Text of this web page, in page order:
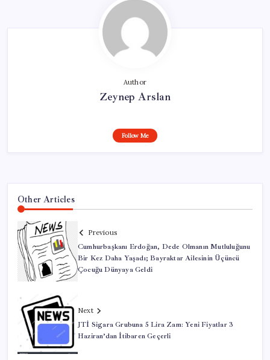
Author
Zeynep Arslan
Follow Me
Other Articles
Previous
Cumhurbaşkanı Erdoğan, Dede Olmanın Mutluluğunu
Bir Kez Daha Yaşadı; Bayraktar Ailesinin Üçüncü
Çocuğu Dünyaya Geldi
Next
JTİ Sigara Grubuna 5 Lira Zam: Yeni Fiyatlar 3
Haziran’dan İtibaren Geçerli